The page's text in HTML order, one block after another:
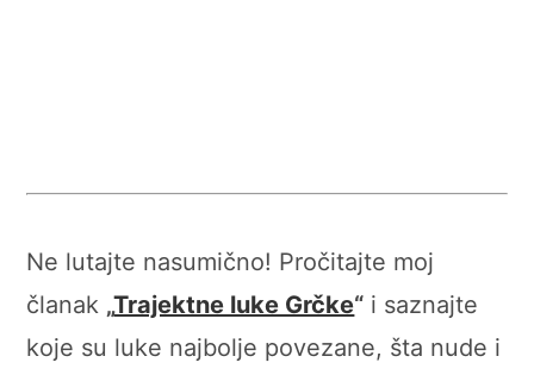
Ne lutajte nasumično! Pročitajte moj
članak „Trajektne luke Grčke“ i saznajte
koje su luke najbolje povezane, šta nude i